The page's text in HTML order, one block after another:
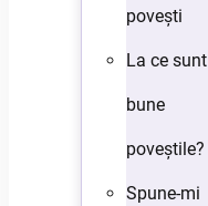
povești
La ce sunt
bune
poveștile?
Spune-mi